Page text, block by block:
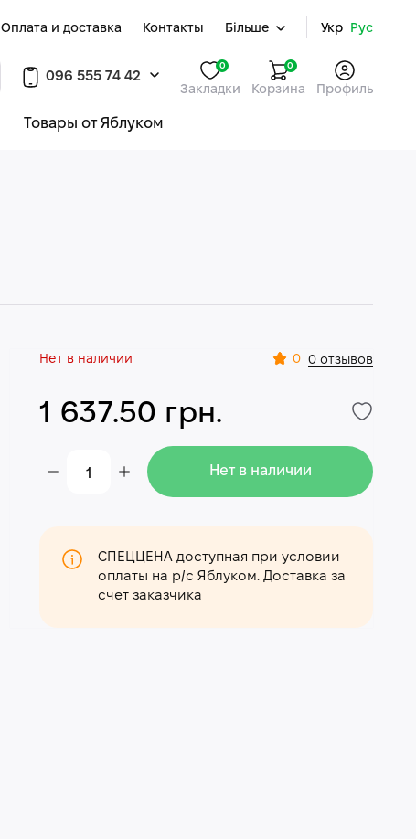
Оплата и доставка Контакты Більше Укр Рус
096 555 74 42
Закладки
0 0
Корзина Профиль
Товары от Яблуком
Нет в наличии 0 0 отзывов
1 637.50 грн.
Нет в наличии
СПЕЦЦЕНА доступная при условии
оплаты на р/с Яблуком. Доставка за
счет заказчика